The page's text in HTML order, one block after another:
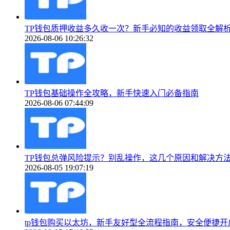
TP钱包质押收益多久收一次？新手必知的收益领取全解
2026-08-06 10:26:32
TP钱包基础操作全攻略，新手快速入门必备指南
2026-08-06 07:44:09
TP钱包总弹风险提示？别乱操作，这几个原因和解决方
2026-08-05 19:07:19
tp钱包购买以太坊，新手友好型全流程指南，安全便捷